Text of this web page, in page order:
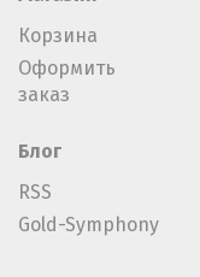
Корзина
Оформить
заказ
Блог
RSS
Gold-Symphony